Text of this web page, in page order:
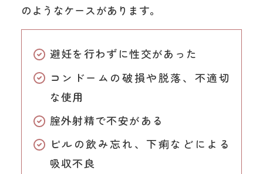
のようなケースがあります。
避妊を行わずに性交があった
コンドームの破損や脱落、不適切
な使用
腟外射精で不安がある
ピルの飲み忘れ、下痢などによる
吸収不良